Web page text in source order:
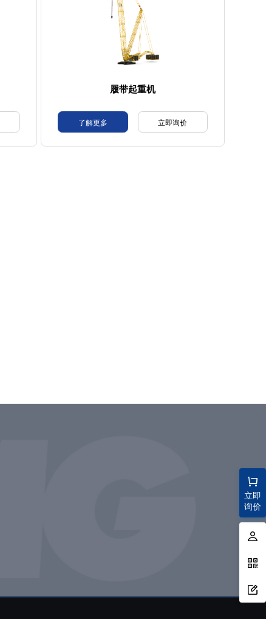
履带起重机
了解更多 立即询价
立即
询价